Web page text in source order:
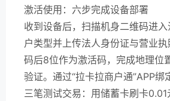
激活使用：六步完成设备部署
收到设备后，扫描机身二维码进
户类型并上传法人身份证与营业
码后8位作为激活码，完成地理位
验证。通过“拉卡拉商户通”APP绑
三笔测试交易：用储蓄卡刷卡